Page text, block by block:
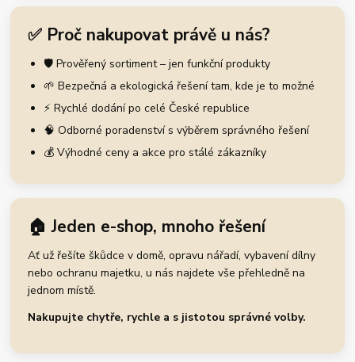
✅ Proč nakupovat právě u nás?
🛡️ Prověřený sortiment – jen funkční produkty
🌱 Bezpečná a ekologická řešení tam, kde je to možné
⚡ Rychlé dodání po celé České republice
🧠 Odborné poradenství s výběrem správného řešení
💰 Výhodné ceny a akce pro stálé zákazníky
🏠 Jeden e-shop, mnoho řešení
Ať už řešíte škůdce v domě, opravu nářadí, vybavení dílny
nebo ochranu majetku, u nás najdete vše přehledně na
jednom místě.
Nakupujte chytře, rychle a s jistotou správné volby.